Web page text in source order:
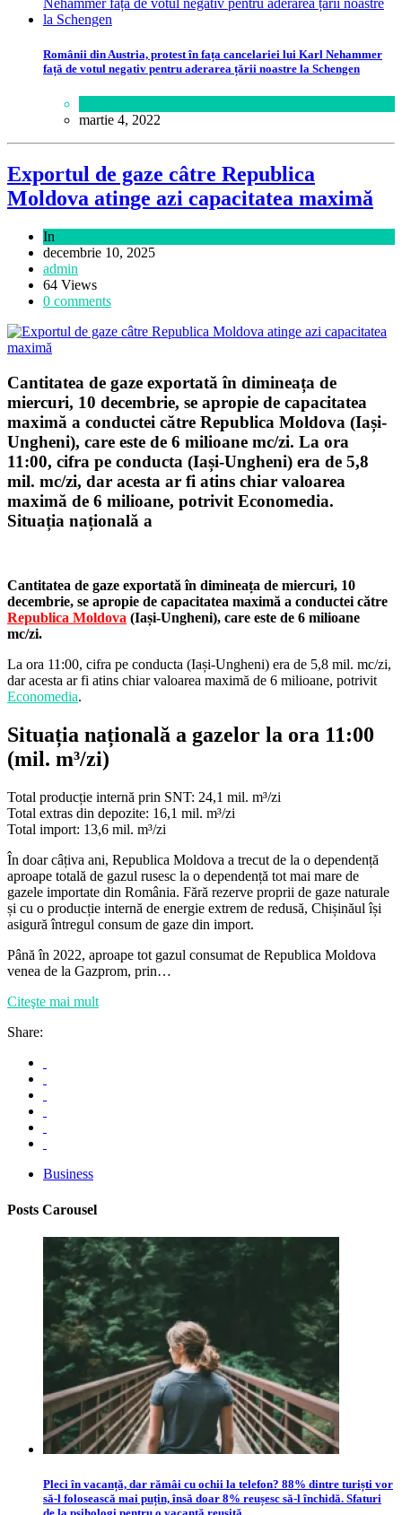
Românii din Austria, protest în fața cancelariei lui Karl Nehammer
față de votul negativ pentru aderarea țării noastre la Schengen
martie 4, 2022
Exportul de gaze câtre Republica
Moldova atinge azi capacitatea maximă
In
decembrie 10, 2025
admin
64 Views
0 comments
Cantitatea de gaze exportată în dimineața de
miercuri, 10 decembrie, se apropie de capacitatea
maximă a conductei către Republica Moldova (Iași-
Ungheni), care este de 6 milioane mc/zi. La ora
11:00, cifra pe conducta (Iași-Ungheni) era de 5,8
mil. mc/zi, dar acesta ar fi atins chiar valoarea
maximă de 6 milioane, potrivit Economedia.
Situația națională a
Cantitatea de gaze exportată în dimineața de miercuri, 10
decembrie, se apropie de capacitatea maximă a conductei către
Republica Moldova (Iași-Ungheni), care este de 6 milioane
mc/zi.
La ora 11:00, cifra pe conducta (Iași-Ungheni) era de 5,8 mil. mc/zi,
dar acesta ar fi atins chiar valoarea maximă de 6 milioane, potrivit
Economedia.
Situația națională a gazelor la ora 11:00
(mil. m³/zi)
Total producție internă prin SNT: 24,1 mil. m³/zi
Total extras din depozite: 16,1 mil. m³/zi
Total import: 13,6 mil. m³/zi
În doar câțiva ani, Republica Moldova a trecut de la o dependență
aproape totală de gazul rusesc la o dependență tot mai mare de
gazele importate din România. Fără rezerve proprii de gaze naturale
și cu o producție internă de energie extrem de redusă, Chișinăul își
asigură întregul consum de gaze din import.
Până în 2022, aproape tot gazul consumat de Republica Moldova
venea de la Gazprom, prin…
Citeşte mai mult
Share:
Business
Posts Carousel
Pleci în vacanță, dar rămâi cu ochii la telefon? 88% dintre turiști vor
să-l folosească mai puțin, însă doar 8% reușesc să-l închidă. Sfaturi